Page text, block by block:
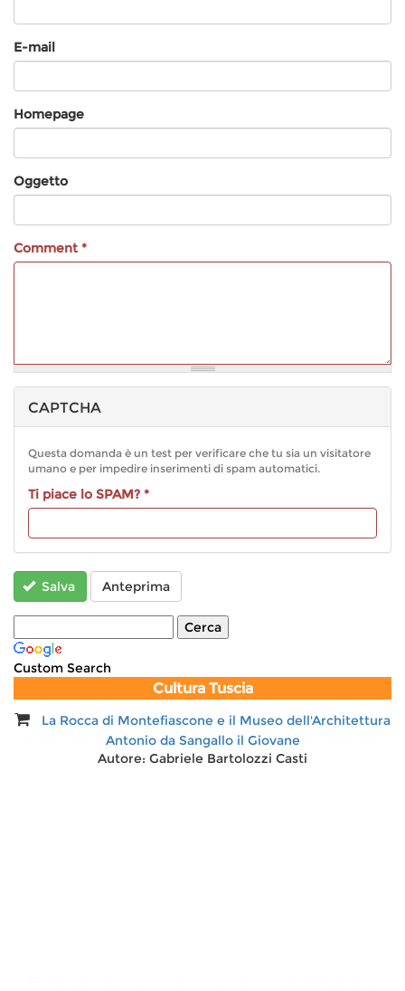
E-mail
Homepage
Oggetto
Comment *
Altre
informazioni
sui
formati
testo
CAPTCHA
Questa domanda è un test per verificare che tu sia un visitatore
umano e per impedire inserimenti di spam automatici.
Ti piace lo SPAM? *
Salva Anteprima
Custom Search
Cultura Tuscia
La Rocca di Montefiascone e il Museo dell'Architettura
Antonio da Sangallo il Giovane
Autore: Gabriele Bartolozzi Casti
Isola Bisentina. Giardino tempio dei Farnese
Alessandro Menghini, Felicita Menghini di Biagio